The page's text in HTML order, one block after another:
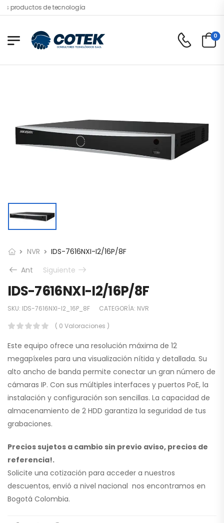
productos de tecnología
0
NVR
IDS-7616NXI-I2/16P/8F
Ant
Siguiente
IDS-7616NXI-I2/16P/8F
SKU: IDS-7616NXI-I2_16P_8F CATEGORÍA: NVR
( 0 Valoraciones )
Este equipo ofrece una resolución máxima de 12
megapíxeles para una visualización nítida y detallada. Su
alto ancho de banda permite conectar un gran número de
cámaras IP. Con sus múltiples interfaces y puertos PoE, la
instalación y configuración son sencillas. La capacidad de
almacenamiento de 2 HDD garantiza la seguridad de tus
grabaciones.
Precios sujetos a cambio sin previo aviso, precios de
referencia!.
Solicite una cotización para acceder a nuestros
descuentos, envió a nivel nacional nos encontramos en
Bogotá Colombia.